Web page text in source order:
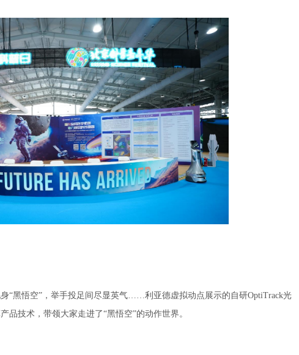
“黑悟空”，举手投足间尽显英气……利亚德虚拟动点展示的自研OptiTrack光
品技术，带领大家走进了“黑悟空”的动作世界。